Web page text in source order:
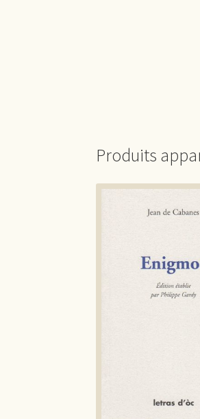
Produits